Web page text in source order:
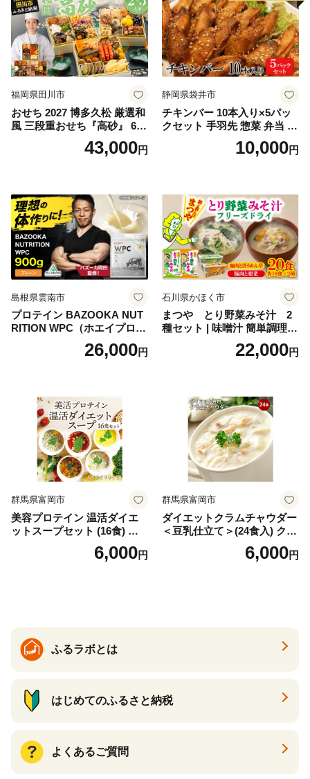
福岡県田川市
おせち 2027 博多久松 厳選和
風 三段重おせち『高砂』 6.5
寸 3段重 2～3人前 おせち料
理 重箱 お正月 冷凍おせち 縁
ち 本格おせち おせち予約 年
末 年始 お取り寄せ 新春 贅沢
おせち こだわりおせち 惣菜
老舗おせち ふるさと納税お
せち 御節 お節料理 正月 調理
不要 おせち料理2027
43,000円
静岡県袋井市
チキンバー 10本入り×5パッ
クセット 手羽先 惣菜 弁当 お
かず お酒 おつまみ ギフト キ
ャンプ アウトドア キャンプ
10,000円
島根県雲南市
プロテイン BAZOOKA NUT
RITION WPC（ホエイプロテ
イン）＜プレーン＞ 900g｜
バズーカ岡田監修・植物由来
ロン [AIEN005]
26,000円
石川県かほく市
まつや とり野菜みそ汁 2
種セット | 味噌汁 簡単調理
お味噌 おみそ みそ とり野菜
時短料理 時短ごはん ご当地
22,000円
群馬県富岡市
美容プロテイン 温活ダイエ
ットスープセット (16食) 小
分け スープ 食べ比べ セット
詰合せ クラムチャウダー チ
6,000円
群馬県富岡市
ダイエットクラムチャウダー
＜豆乳仕立て＞(24食入) クラ
ムチャウダー 豆乳 ダイエッ
ト スープ プロテイン たんぱ
6,000円
ふるラボとは
はじめてのふるさと納税
よくあるご質問